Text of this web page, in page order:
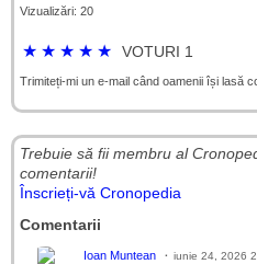
Vizualizări: 20
★ ★ ★ ★ ★ VOTURI 1
Trimiteți-mi un e-mail când oamenii își lasă
Trebuie să fii membru al
comentarii!
Înscrieți-vă Cronopedia
Comentarii
Ioan Muntean iunie 24, 2026